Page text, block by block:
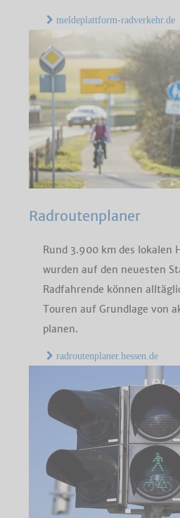
meldeplattform-radverkehr.de
Radroutenplaner
Rund 3.900 km des lokalen
wurden auf den neuesten
Radfahrende können
Touren auf Grundlage von
planen.
radroutenplaner.hessen.de